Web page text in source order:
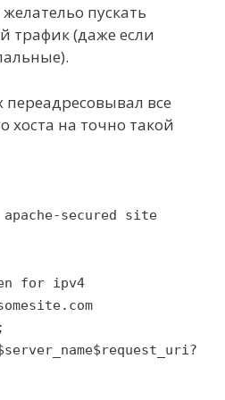
пускать
трафик (даже если
переадресовывал все
хоста на точно такой
secured site
for ipv4